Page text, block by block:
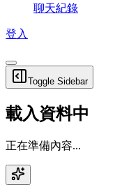
聊天紀錄
登入
Toggle Sidebar
載入資料中
正在準備內容...